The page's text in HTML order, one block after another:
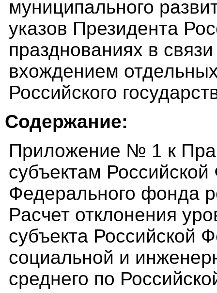
муниципального
указов Президента
празднованиях в
вхождением
Российского
Содержание:
Приложение № 1 к
субъектам
Федерального фонда
Расчет отклонения
субъекта Российской
социальной и
среднего по